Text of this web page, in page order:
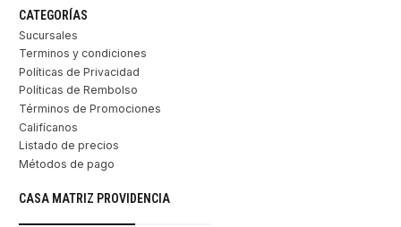
CATEGORÍAS
Sucursales
Terminos y condiciones
Políticas de Privacidad
Políticas de Rembolso
Términos de Promociones
Califícanos
Listado de precios
Métodos de pago
CASA MATRIZ PROVIDENCIA